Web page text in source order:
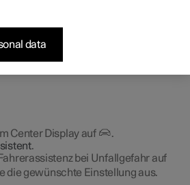
Fahrzeuge
Fahrzeuge
Fahrzeuge
3
4
der Kaufeinstellen
Unfallgefahr
Center Display auf
.
.
bei Unfallgefahr auf
die gewünschte Einstellung aus.
data